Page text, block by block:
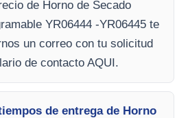
de Horno de Secado
YR06444 -YR06445 te
un correo con tu solicitud
de contacto AQUI.
de entrega de Horno